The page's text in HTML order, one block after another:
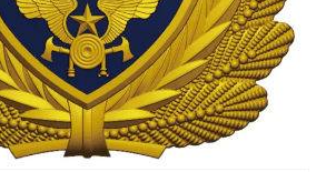
《给阿嬷的情书》售后来了